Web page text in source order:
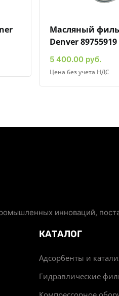
Масляный
Denver 89755919
5 400.00 руб.
Цена без учета НДС
инноваций,
КАТАЛОГ
Адсорбенты и
Гидравлические